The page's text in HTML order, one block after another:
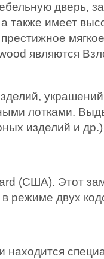
дверь,
имеет
являются
лотками.
изделий и
(США). Этот
режиме двух